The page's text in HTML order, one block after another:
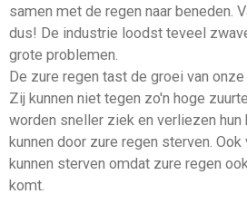
samen met de regen naar beneden.
dus! De industrie loodst teveel
grote problemen.
De zure regen tast de groei van
Zij kunnen niet tegen zo'n hoge
worden sneller ziek en verliezen
kunnen door zure regen sterven.
kunnen sterven omdat zure regen
komt.